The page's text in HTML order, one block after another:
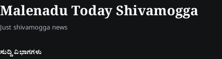
Malenadu Today Shivamogga
Just shivamogga news
ಸುದ್ದಿ ವಿಭಾಗಗಳು